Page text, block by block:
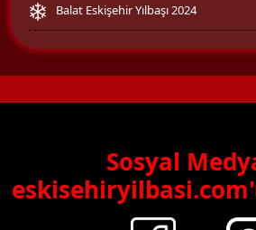
Balat Eskişehir Yılbaşı 2024
Sosyal